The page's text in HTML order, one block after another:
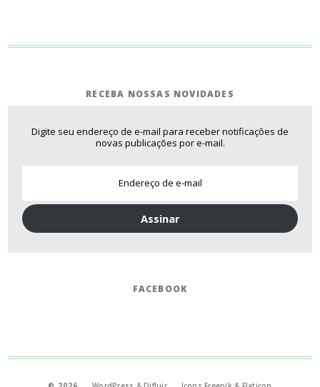
RECEBA NOSSAS NOVIDADES
Digite seu endereço de e-mail para receber notificações de
novas publicações por e-mail.
Assinar
FACEBOOK